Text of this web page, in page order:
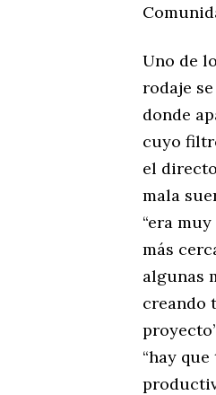
Uno de
rodaje
donde
cuyo
el
mala
“era
más
algunas
creando
“hay